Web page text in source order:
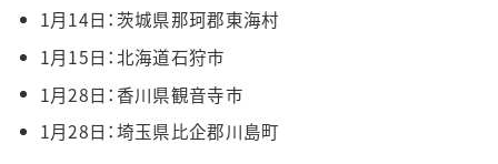
1月14日：茨城県那珂郡東海村
1月15日：北海道石狩市
1月28日：香川県観音寺市
1月28日：埼玉県比企郡川島町